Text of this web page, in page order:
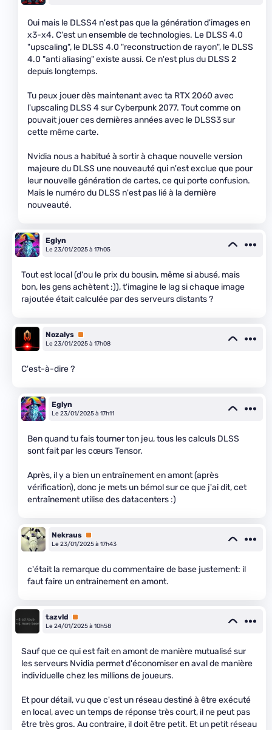
Oui mais le DLSS4 n'est pas que la génération d'images en
x3-x4. C'est un ensemble de technologies. Le DLSS 4.0
"upscaling", le DLSS 4.0 "reconstruction de rayon", le DLSS
4.0 "anti aliasing" existe aussi. Ce n'est plus du DLSS 2
depuis longtemps.
Tu peux jouer dès maintenant avec ta RTX 2060 avec
l'upscaling DLSS 4 sur Cyberpunk 2077. Tout comme on
pouvait jouer ces dernières années avec le DLSS3 sur
cette même carte.
Nvidia nous a habitué à sortir à chaque nouvelle version
majeure du DLSS une nouveauté qui n'est exclue que pour
leur nouvelle génération de cartes, ce qui porte confusion.
Mais le numéro du DLSS n'est pas lié à la dernière
nouveauté.
Eglyn
Le 23/01/2025 à 17h05
Tout est local (d'ou le prix du bousin, même si abusé, mais
bon, les gens achètent :)), t'imagine le lag si chaque image
rajoutée était calculée par des serveurs distants ?
Nozalys Premium
Le 23/01/2025 à 17h08
C'est-à-dire ?
Eglyn
Le 23/01/2025 à 17h11
Ben quand tu fais tourner ton jeu, tous les calculs DLSS
sont fait par les cœurs Tensor.
Après, il y a bien un entraînement en amont (après
vérification), donc je mets un bémol sur ce que j'ai dit, cet
entraînement utilise des datacenters :)
Nekraus Premium
Le 23/01/2025 à 17h43
c'était la remarque du commentaire de base justement: il
faut faire un entrainement en amont.
tazvld
Premium
Le 24/01/2025 à 10h58
Sauf que ce qui est fait en amont de manière mutualisé sur
les serveurs Nvidia permet d'économiser en aval de manière
individuelle chez les millions de joueurs.
Et pour détail, vu que c'est un réseau destiné à être exécuté
en local, avec un temps de réponse très court, il ne peut pas
être très gros. Au contraire, il doit être petit. Et un petit réseau